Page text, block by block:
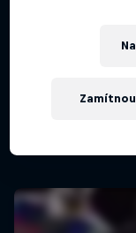
Red Bull Half